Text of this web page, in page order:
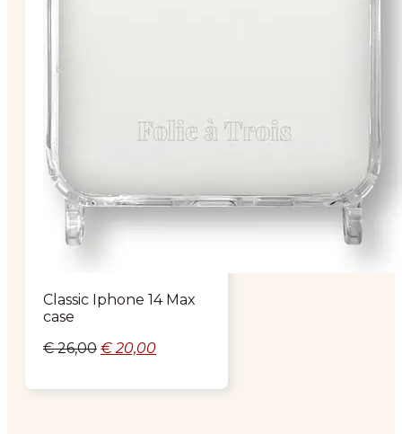
Classic Iphone 14 Max
case
€26,00 Oorspronkelijke
€20,00Huidige